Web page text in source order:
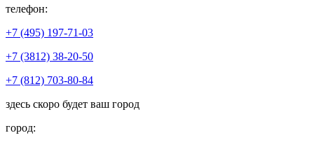
телефон:
+7 (495) 197-71-03
+7 (3812) 38-20-50
+7 (812) 703-80-84
здесь скоро будет ваш город
город: